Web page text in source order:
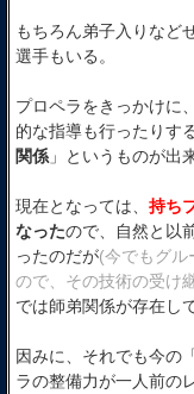
もちろん弟子入りなど
選手もいる。
プロペラをきっかけに
的な指導も行ったりす
関係 」というものが出
現在となっては、 持ち
なったので、自然と以
ったのだが(今でもグル
ので、その技術の受け
では師弟関係が存在し
因みに、それでも今の
ラの整備力が一人前の